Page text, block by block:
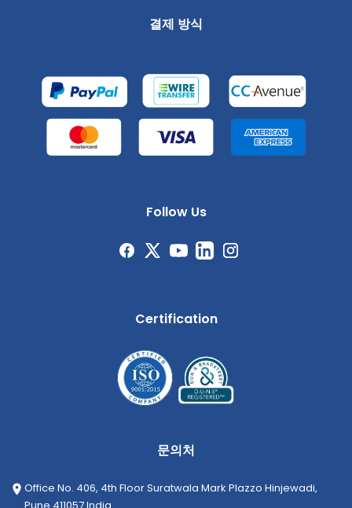
결제 방식
Follow Us
Certification
문의처
Office No. 406, 4th Floor Suratwala Mark Plazzo Hinjewadi,